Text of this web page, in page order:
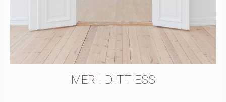
MER I DITT ESS